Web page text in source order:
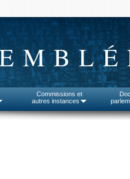
Commissions et
autres instances